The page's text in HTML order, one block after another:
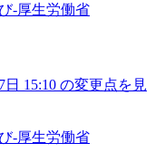
‐厚生労働省
日 15:10 の変更点を見
‐厚生労働省